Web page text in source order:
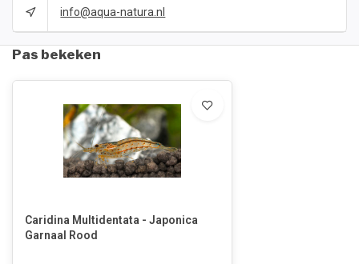
info@aqua-natura.nl
Pas bekeken
Caridina Multidentata - Japonica
Garnaal Rood